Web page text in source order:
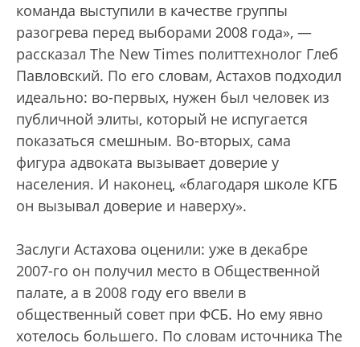
команда выступили в качестве группы
разогрева перед выборами 2008 года», —
рассказал The New Times политтехнолог Глеб
Павловский. По его словам, Астахов подходил
идеально: во-первых, нужен был человек из
публичной элиты, который не испугается
показаться смешным. Во-вторых, сама
фигура адвоката вызывает доверие у
населения. И наконец, «благодаря школе КГБ
он вызывал доверие и наверху».
Заслуги Астахова оценили: уже в декабре
2007-го он получил место в Общественной
палате, а в 2008 году его ввели в
общественный совет при ФСБ. Но ему явно
хотелось большего. По словам источника The